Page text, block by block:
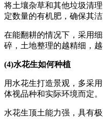
将土壤杂草和其他垃圾清
定数量的有机肥，确保其洁
在能翻耕的情况下，采用
碎，土地整理的越精细，
(4)水花生如何种植
用水花生打造景观，多采
体视品种和实际环境而定。
水花生顶土能力强，具有